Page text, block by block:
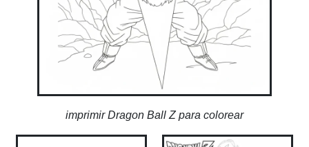
imprimir Dragon Ball Z para colorear